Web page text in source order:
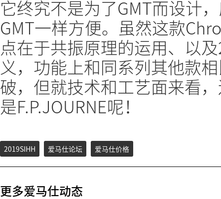
它终究不是为了GMT而设计
GMT一样方便。虽然这款
点在于共振原理的运用、以
义，功能上和同系列其他款
破，但就技术和工艺面来看
是F.P.JOURNE呢！
2019SIHH 爱马仕论坛 爱马仕价格
更多爱马仕动态